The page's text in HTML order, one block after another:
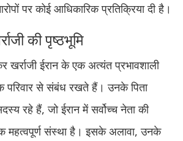
पर कोई आधिकारिक प्रतिक्रिया दी है।
की पृष्ठभूमि
खर्राजी ईरान के एक अत्यंत प्रभावशाली
परिवार से संबंध रखते हैं। उनके पिता
रहे हैं, जो ईरान में सर्वोच्च नेता की
महत्वपूर्ण संस्था है। इसके अलावा, उनके